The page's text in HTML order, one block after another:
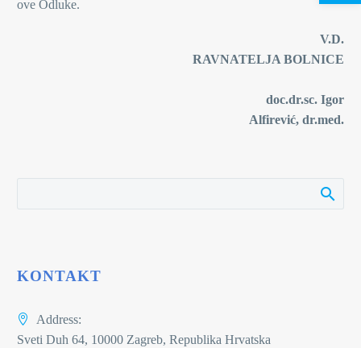
ove Odluke.
V.D.
RAVNATELJA BOLNICE
doc.dr.sc. Igor
Alfirević, dr.med.
KONTAKT
Address:
Sveti Duh 64, 10000 Zagreb, Republika Hrvatska